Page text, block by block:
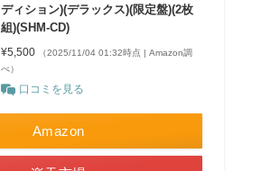
ディション)(デラックス)(限定盤)(2枚
組)(SHM-CD)
¥5,500
（2025/11/04 01:32時点 | Amazon調
べ）
口コミを見る
Amazon